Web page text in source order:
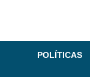
POLÍTICAS